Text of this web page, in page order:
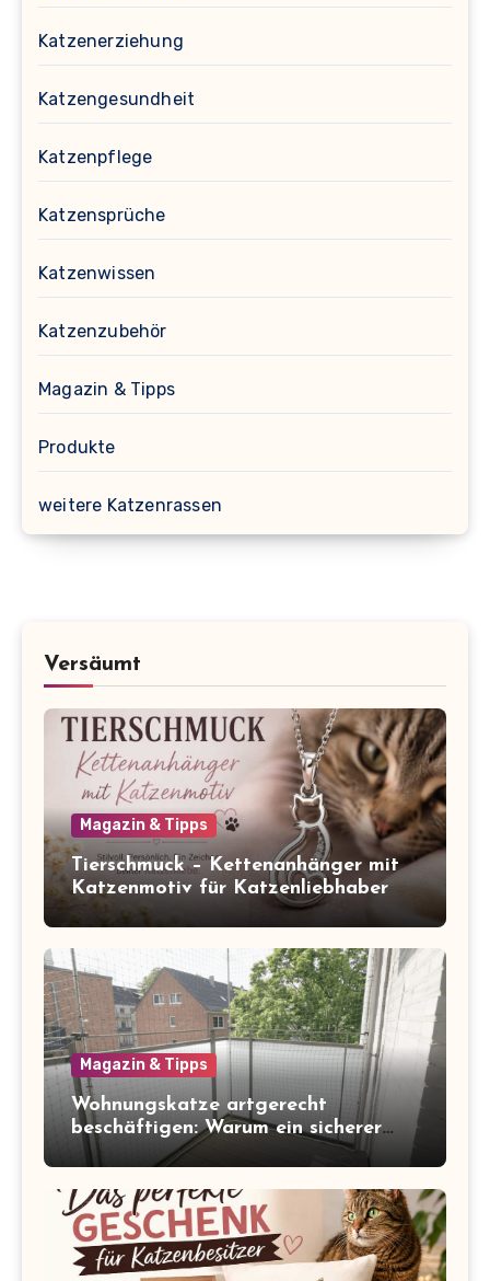
Katzenerziehung
Katzengesundheit
Katzenpflege
Katzensprüche
Katzenwissen
Katzenzubehör
Magazin & Tipps
Produkte
weitere Katzenrassen
Versäumt
Magazin & Tipps
Tierschmuck – Kettenanhänger mit
Katzenmotiv für Katzenliebhaber
Magazin & Tipps
Wohnungskatze artgerecht
beschäftigen: Warum ein sicherer
Balkon zum Freigang dazugehört